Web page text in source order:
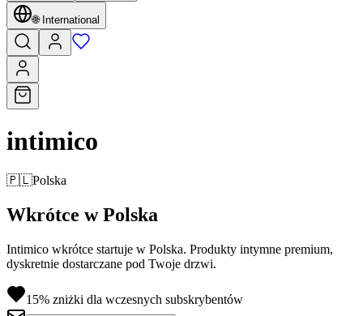
🌐 International
intimico
🇵🇱Polska
Wkrótce w Polska
Intimico wkrótce startuje w Polska. Produkty intymne premium,
dyskretnie dostarczane pod Twoje drzwi.
15% zniżki dla wczesnych subskrybentów